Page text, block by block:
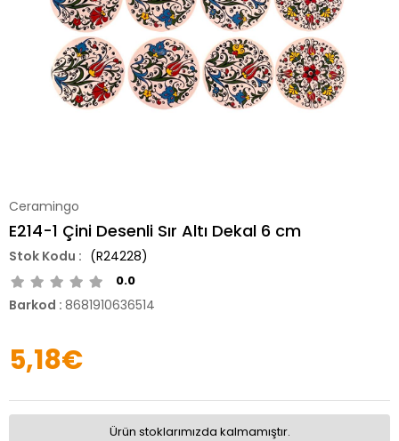
Ceramingo
E214-1 Çini Desenli Sır Altı Dekal 6 cm
(R24228)
0.0
Barkod : 8681910636514
5,18€
Ürün stoklarımızda kalmamıştır.